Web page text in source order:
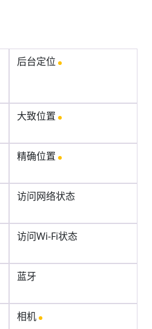
后台定位
大致位置
精确位置
访问网络状态
访问Wi-Fi状态
蓝牙
相机